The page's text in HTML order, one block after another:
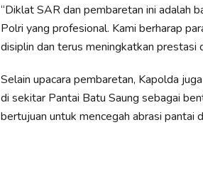
“Diklat SAR dan pembaretan ini adalah
Polri yang profesional. Kami berharap
disiplin dan terus meningkatkan prestasi
Selain upacara pembaretan, Kapolda
di sekitar Pantai Batu Saung sebagai
bertujuan untuk mencegah abrasi pantai